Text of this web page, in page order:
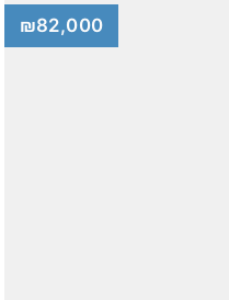
₪82,000